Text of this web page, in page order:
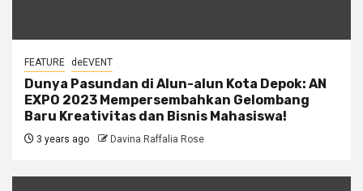
FEATURE deEVENT
Dunya Pasundan di Alun-alun Kota Depok: AN
EXPO 2023 Mempersembahkan Gelombang
Baru Kreativitas dan Bisnis Mahasiswa!
3 years ago Davina Raffalia Rose